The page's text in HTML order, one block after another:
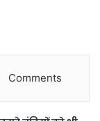
Comments